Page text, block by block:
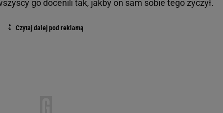
go docenili tak, jakby on sam sobie tego życzył.